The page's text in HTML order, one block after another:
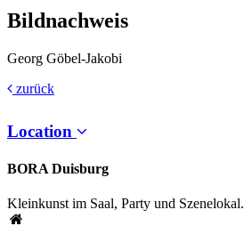
Bildnachweis
Georg Göbel-Jakobi
zurück
Location
BORA Duisburg
Kleinkunst im Saal, Party und Szenelokal.